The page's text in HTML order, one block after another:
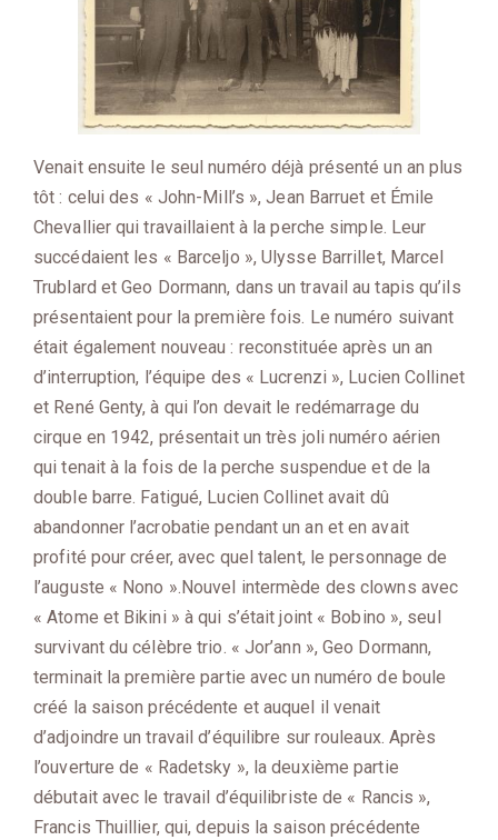
Venait ensuite le seul numéro déjà présenté un an plus
tôt : celui des « John-Mill’s », Jean Barruet et Émile
Chevallier qui travaillaient à la perche simple. Leur
succédaient les « Barceljo », Ulysse Barrillet, Marcel
Trublard et Geo Dormann, dans un travail au tapis qu’ils
présentaient pour la première fois. Le numéro suivant
était également nouveau : reconstituée après un an
d’interruption, l’équipe des « Lucrenzi », Lucien Collinet
et René Genty, à qui l’on devait le redémarrage du
cirque en 1942, présentait un très joli numéro aérien
qui tenait à la fois de la perche suspendue et de la
double barre. Fatigué, Lucien Collinet avait dû
abandonner l’acrobatie pendant un an et en avait
profité pour créer, avec quel talent, le personnage de
l’auguste « Nono ».Nouvel intermède des clowns avec
« Atome et Bikini » à qui s’était joint « Bobino », seul
survivant du célèbre trio. « Jor’ann », Geo Dormann,
terminait la première partie avec un numéro de boule
créé la saison précédente et auquel il venait
d’adjoindre un travail d’équilibre sur rouleaux. Après
l’ouverture de « Radetsky », la deuxième partie
débutait avec le travail d’équilibriste de « Rancis »,
Francis Thuillier, qui, depuis la saison précédente